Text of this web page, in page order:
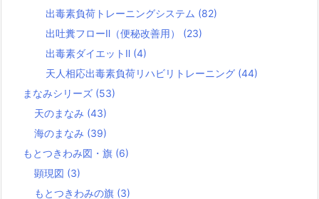
出毒素負荷トレーニングシステム (82)
出吐糞フローⅡ（便秘改善用） (23)
出毒素ダイエットⅡ (4)
天人相応出毒素負荷リハビリトレーニング (44)
まなみシリーズ (53)
天のまなみ (43)
海のまなみ (39)
もとつきわみ図・旗 (6)
顕現図 (3)
もとつきわみの旗 (3)